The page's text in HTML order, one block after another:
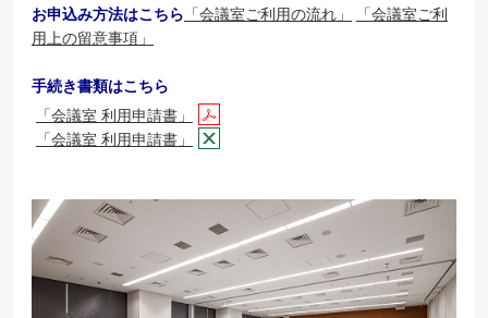
お申込み方法はこちら 「会議室ご利用の流れ 」
「会議室ご利
用上の留意事項」
手続き書類はこちら
「会議室 利用申請書」
「会議室 利用申請書」